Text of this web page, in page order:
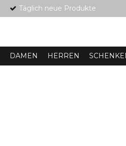
Täglich neue Produkte
DAMEN HERREN